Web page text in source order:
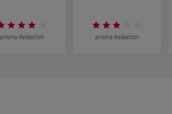
prisma-Redaktion prisma-Redaktion